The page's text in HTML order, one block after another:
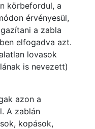
körbefordul, a
érvényesül,
a zabla
elfogadva azt.
lovasok
is nevezett)
azon a
A zablán
kopások,